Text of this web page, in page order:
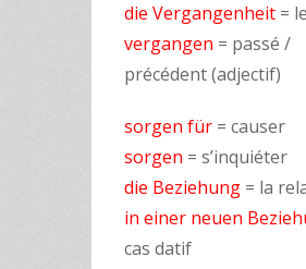
die Vergangenheit =
vergangen = passé /
précédent (adjectif)
sorgen für = causer
sorgen = s’inquiéter
die Beziehung = la
in einer neuen
cas datif